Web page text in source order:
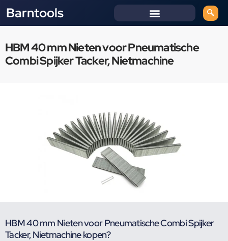
Barntools
HBM 40 mm Nieten voor Pneumatische
Combi Spijker Tacker, Nietmachine
HBM 40 mm Nieten voor Pneumatische Combi Spijker
Tacker, Nietmachine kopen?